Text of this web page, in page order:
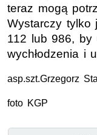
teraz mogą
Wystarczy tylko
112 lub 986, by
wychłodzenia i
asp.szt.Grzegorz
foto KGP